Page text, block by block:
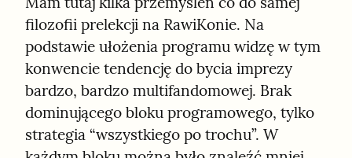
filozofii prelekcji na RawiKonie. Na
podstawie ułożenia programu widzę w tym
konwencie tendencję do bycia imprezy
bardzo, bardzo multifandomowej. Brak
dominującego bloku programowego, tylko
strategia “wszystkiego po trochu”. W